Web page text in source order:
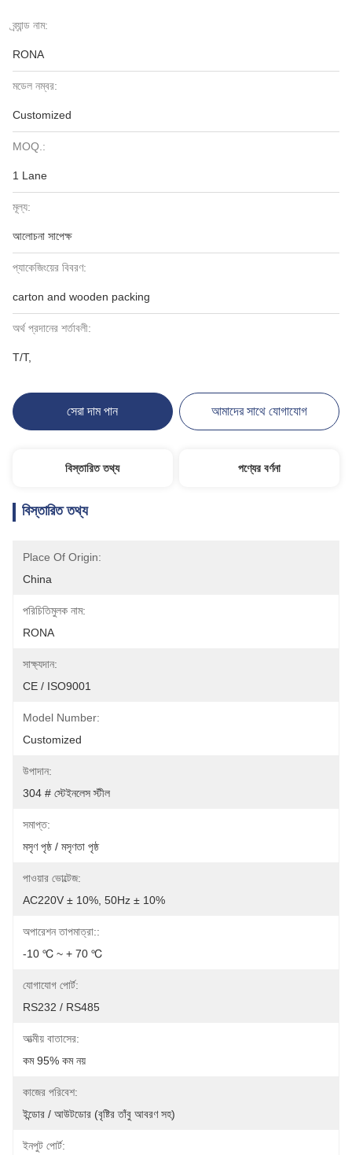
ব্র্যান্ড নাম:
RONA
মডেল নম্বর:
Customized
MOQ.:
1 Lane
মূল্য:
আলোচনা সাপেক্ষ
প্যাকেজিংয়ের বিবরণ:
carton and wooden packing
অর্থ প্রদানের শর্তাবলী:
T/T,
সেরা দাম পান আমাদের সাথে যোগাযোগ
বিস্তারিত তথ্য পণ্যের বর্ণনা
বিস্তারিত তথ্য
Place Of Origin:
China
পরিচিতিমুলক নাম:
RONA
সাক্ষ্যদান:
CE / ISO9001
Model Number:
Customized
উপাদান:
304 # স্টেইনলেস স্টীল
সমাপ্ত:
মসৃণ পৃষ্ঠ / মসৃণতা পৃষ্ঠ
পাওয়ার ভোল্টেজ:
AC220V ± 10%, 50Hz ± 10%
অপারেশন তাপমাত্রা::
-10 ℃ ~ + 70 ℃
যোগাযোগ পোর্ট:
RS232 / RS485
আত্মীয় বাতাসের:
কম 95% কম নয়
কাজের পরিবেশ:
ইন্ডোর / আউটডোর (বৃষ্টির তাঁবু আবরণ সহ)
ইনপুট পোর্ট: